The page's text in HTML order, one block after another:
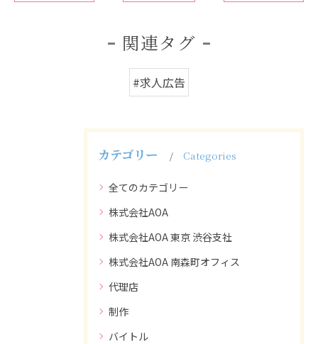
関連タグ
#求人広告
カテゴリー Categories
全てのカテゴリー
株式会社AOA
株式会社AOA 東京 渋谷支社
株式会社AOA 南森町オフィス
代理店
制作
バイトル